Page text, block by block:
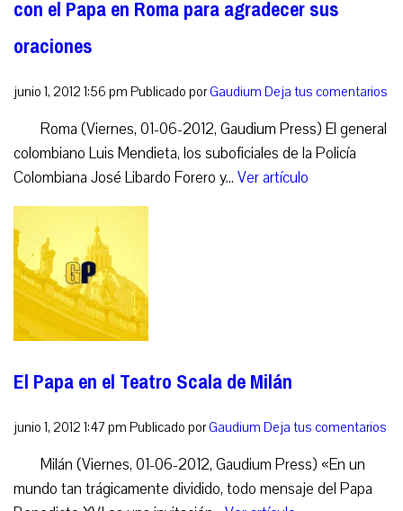
con el Papa en Roma para agradecer sus
oraciones
junio 1, 2012 1:56 pm Publicado porGaudium Deja tus comentarios
Roma (Viernes, 01-06-2012, Gaudium Press) El general
colombiano Luis Mendieta, los suboficiales de la Policía
Colombiana José Libardo Forero y... Ver artículo
El Papa en el Teatro Scala de Milán
junio 1, 2012 1:47 pm Publicado porGaudium Deja tus comentarios
Milán (Viernes, 01-06-2012, Gaudium Press) «En un
mundo tan trágicamente dividido, todo mensaje del Papa